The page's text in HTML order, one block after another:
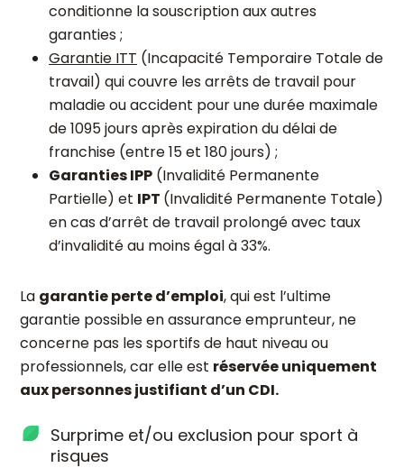
conditionne la souscription aux autres
garanties ;
Garantie ITT (Incapacité Temporaire Totale de
travail) qui couvre les arrêts de travail pour
maladie ou accident pour une durée maximale
de 1095 jours après expiration du délai de
franchise (entre 15 et 180 jours) ;
Garanties IPP (Invalidité Permanente
Partielle) et IPT (Invalidité Permanente Totale)
en cas d’arrêt de travail prolongé avec taux
d’invalidité au moins égal à 33%.
La garantie perte d’emploi, qui est l’ultime
garantie possible en assurance emprunteur, ne
concerne pas les sportifs de haut niveau ou
professionnels, car elle est réservée uniquement
aux personnes justifiant d’un CDI.
Surprime et/ou exclusion pour sport à
risques